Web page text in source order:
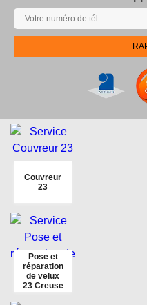
Couvreur
23
Pose et
réparation
de velux
23 Creuse